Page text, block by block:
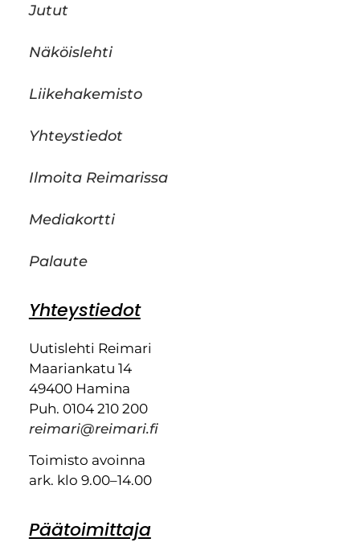
Jutut
Näköislehti
Liikehakemisto
Yhteystiedot
Ilmoita Reimarissa
Mediakortti
Palaute
Yhteystiedot
Uutislehti Reimari
Maariankatu 14
49400 Hamina
Puh. 0104 210 200
reimari@reimari.fi
Toimisto avoinna
ark. klo 9.00–14.00
Päätoimittaja